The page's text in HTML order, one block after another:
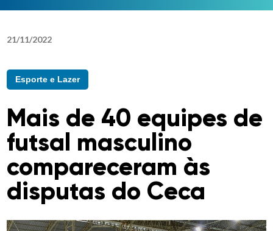
21/11/2022
Esporte e Lazer
Mais de 40 equipes de
futsal masculino
compareceram às
disputas do Ceca